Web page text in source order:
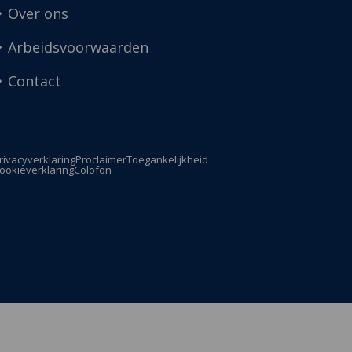
Over ons
Arbeidsvoorwaarden
Contact
ProclaimerToegankelijkheid
Colofon